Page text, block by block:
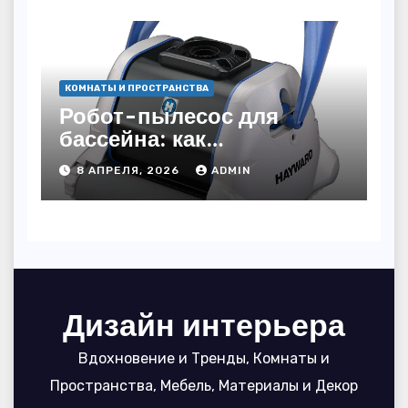
КОМНАТЫ И ПРОСТРАНСТВА
Робот-пылесос для
бассейна: как
пользоваться, чтобы
вода блестела, а
устройство служило 7
8 АПРЕЛЯ, 2026 ADMIN
Дизайн интерьера
Вдохновение и Тренды, Комнаты и
Пространства, Мебель, Материалы и Декор